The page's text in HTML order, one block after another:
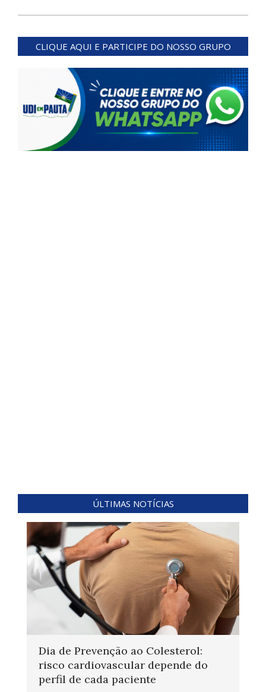
02-
CLIQUE AQUI E PARTICIPE DO NOSSO GRUPO
ÚLTIMAS NOTÍCIAS
Dia de Prevenção ao Colesterol:
risco cardiovascular depende do
perfil de cada paciente